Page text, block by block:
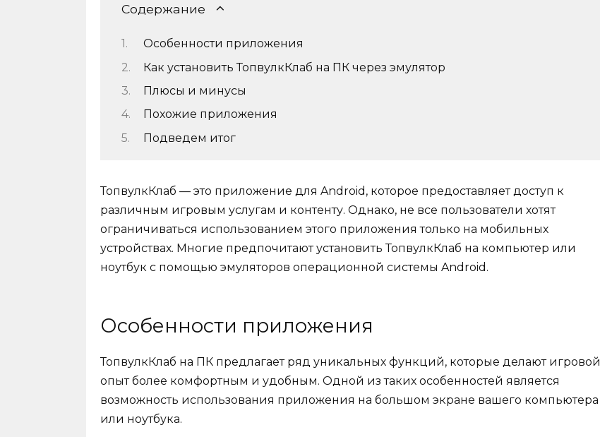
Содержание
Особенности приложения
Как установить ТопвулкКлаб на ПК через эмулятор
Плюсы и минусы
Похожие приложения
Подведем итог
ТопвулкКлаб — это приложение для Android, которое предоставляет доступ к
различным игровым услугам и контенту. Однако, не все пользователи хотят
ограничиваться использованием этого приложения только на мобильных
устройствах. Многие предпочитают установить ТопвулкКлаб на компьютер или
ноутбук с помощью эмуляторов операционной системы Android.
Особенности приложения
ТопвулкКлаб на ПК предлагает ряд уникальных функций, которые делают игровой
опыт более комфортным и удобным. Одной из таких особенностей является
возможность использования приложения на большом экране вашего компьютера
или ноутбука.